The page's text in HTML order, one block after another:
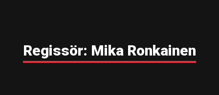
Regissör: Mika Ronkainen